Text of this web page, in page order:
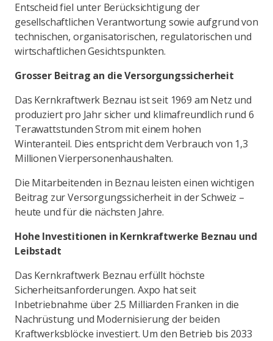
Entscheid fiel unter Berücksichtigung der
gesellschaftlichen Verantwortung sowie aufgrund von
technischen, organisatorischen, regulatorischen und
wirtschaftlichen Gesichtspunkten.
Grosser Beitrag an die Versorgungssicherheit
Das Kernkraftwerk Beznau ist seit 1969 am Netz und
produziert pro Jahr sicher und klimafreundlich rund 6
Terawattstunden Strom mit einem hohen
Winteranteil. Dies entspricht dem Verbrauch von 1,3
Millionen Vierpersonenhaushalten.
Die Mitarbeitenden in Beznau leisten einen wichtigen
Beitrag zur Versorgungssicherheit in der Schweiz –
heute und für die nächsten Jahre.
Hohe Investitionen in Kernkraftwerke Beznau und
Leibstadt
Das Kernkraftwerk Beznau erfüllt höchste
Sicherheitsanforderungen. Axpo hat seit
Inbetriebnahme über 2.5 Milliarden Franken in die
Nachrüstung und Modernisierung der beiden
Kraftwerksblöcke investiert. Um den Betrieb bis 2033